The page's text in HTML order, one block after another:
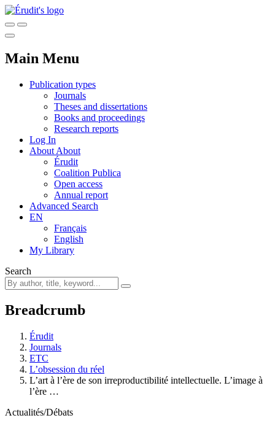
Main Menu
Publication types
Journals
Theses and dissertations
Books and proceedings
Research reports
Log In
About About
Érudit
Coalition Publica
Open access
Annual report
Advanced Search
EN
Français
English
My Library
Search
Breadcrumb
Érudit
Journals
ETC
L’obsession du réel
L’art à l’ère de son irreproductibilité intellectuelle. L’image à
l’ère …
Actualités/Débats